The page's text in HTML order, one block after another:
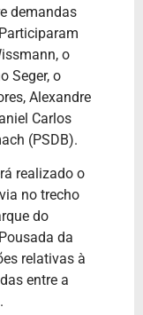
demandas
o
Seger, o
Alexandre
Carlos
(PSDB).
realizado o
no trecho
do
da
relativas à
entre a